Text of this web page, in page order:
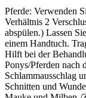
Pferde: Verwenden
Verhältnis 2
abspülen.) Lassen
einem Handtuch.
Hilft bei der
Ponys/Pferden nach
Schlammausschlag
Schnitten und